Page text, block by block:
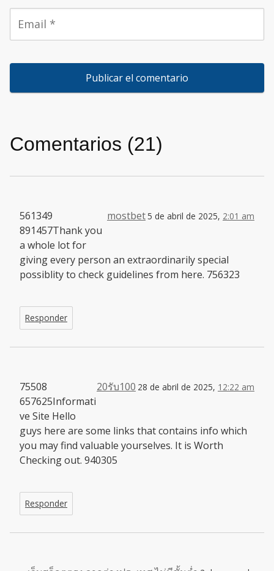
Comentarios (21)
mostbet5 de abril de 2025, 2:01 am
561349
891457Thank you
a whole lot for
giving every person an extraordinarily special
possiblity to check guidelines from here. 756323
Responder
20รับ100 28 de abril de 2025, 12:22 am
75508
657625Informati
ve Site Hello
guys here are some links that contains info which
you may find valuable yourselves. It is Worth
Checking out. 940305
Responder